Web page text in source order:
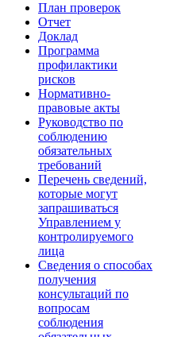
План проверок
Отчет
Доклад
Программа
профилактики
рисков
Нормативно-
правовые акты
Руководство по
соблюдению
обязательных
требований
Перечень сведений,
которые могут
запрашиваться
Управлением у
контролируемого
лица
Сведения о способах
получения
консультаций по
вопросам
соблюдения